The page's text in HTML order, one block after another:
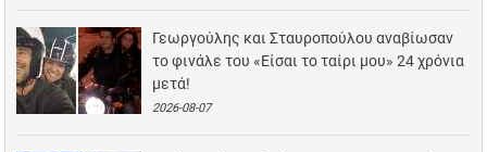
Γεωργούλης και Σταυροπούλου αναβίωσαν
το φινάλε του «Είσαι το ταίρι μου» 24 χρόνια
μετά!
2026-08-07